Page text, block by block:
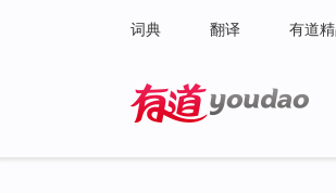
词典 翻译 有道